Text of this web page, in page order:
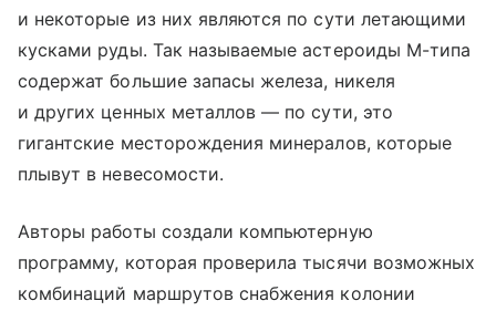
и некоторые из них являются по сути летающими
кусками руды. Так называемые астероиды М-типа
содержат большие запасы железа, никеля
и других ценных металлов — по сути, это
гигантские месторождения минералов, которые
плывут в невесомости.
Авторы работы создали компьютерную
программу, которая проверила тысячи возможных
комбинаций маршрутов снабжения колонии